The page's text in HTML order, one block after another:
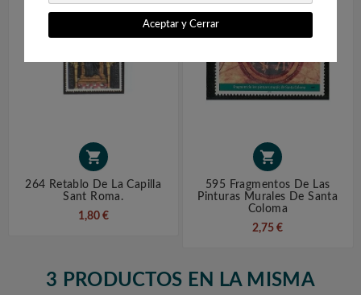
Aceptar y Cerrar

264 Retablo De La Capilla
Sant Roma.
1,80 €

595 Fragmentos De Las
Pinturas Murales De Santa
Coloma
2,75 €
3 PRODUCTOS EN LA MISMA